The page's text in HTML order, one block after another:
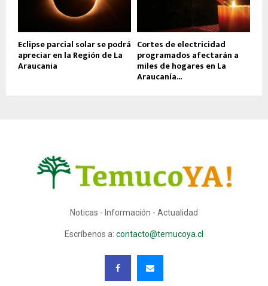
Eclipse parcial solar se podrá
apreciar en la Región de La
Araucania
Cortes de electricidad
programados afectarán a
miles de hogares en La
Araucanía...
Noticas - Información - Actualidad
Escríbenos a: contacto@temucoya.cl